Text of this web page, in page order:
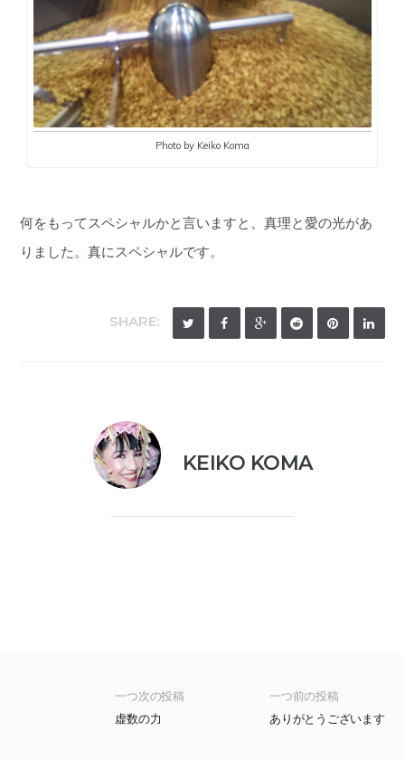
Photo by Keiko Koma
何をもってスペシャルかと言いますと、真理と愛の光があ
りました。真にスペシャルです。
SHARE:
KEIKO KOMA
一つ前の投稿
ありがとうございます
一つ次の投稿
虚数の力